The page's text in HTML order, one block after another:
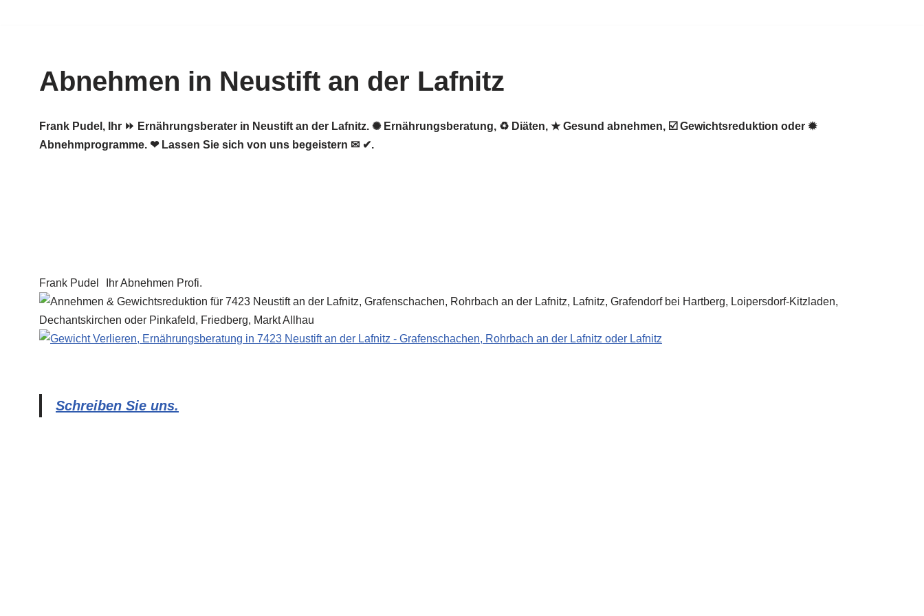
springenAbnehmen in Neustift an der Lafnitz
Frank Pudel, Ihr ⏩ Ernährungsberater in Neustift an der Lafnitz. ✺ Ernährungsberatung, ♻ Diäten, ★ Gesund abnehmen, ☑️ Gewichtsreduktion oder ✹
Abnehmprogramme. ❤ Lassen Sie sich von uns begeistern ✉ ✔.
Frank Pudel Ihr Abnehmen Profi.
Schreiben Sie uns.